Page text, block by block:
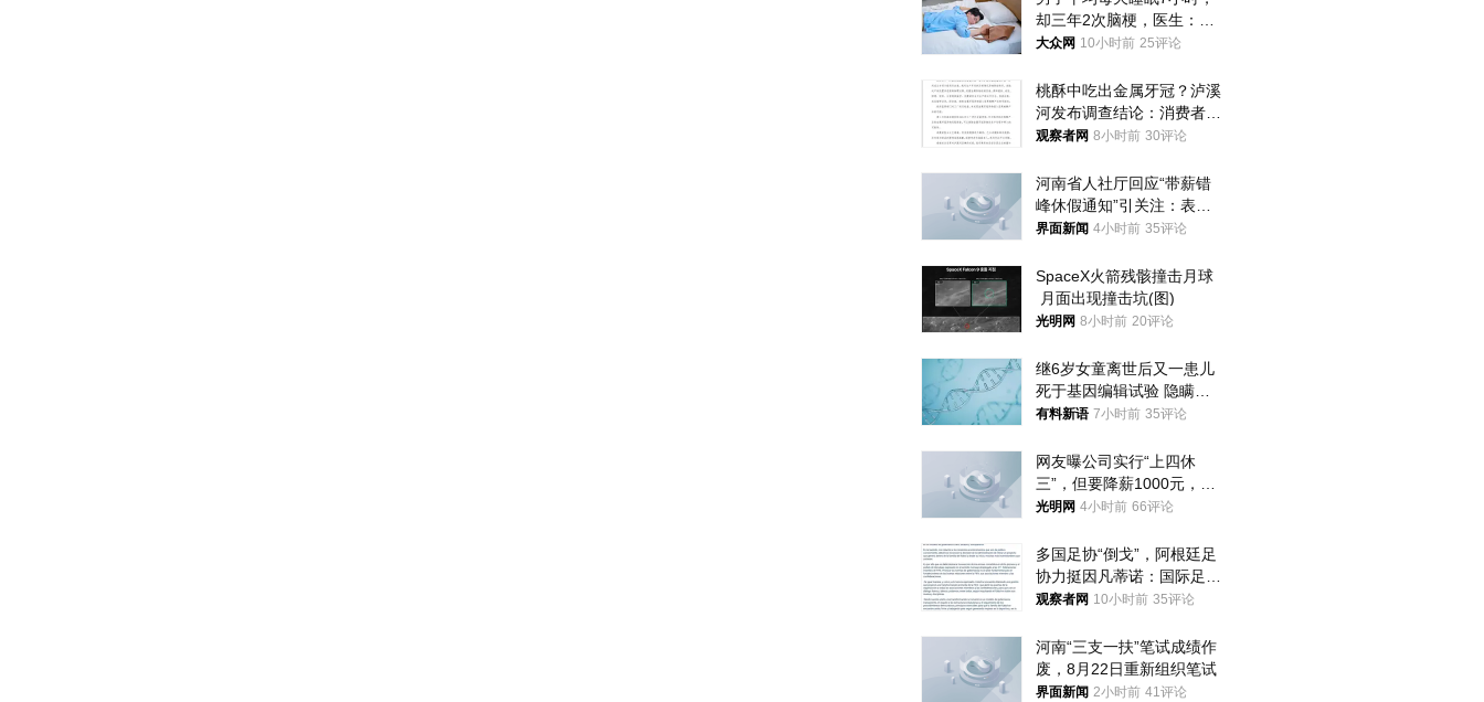
却三年2次脑梗，医生：这
样睡觉更伤身
大众网 10小时前 25评论
桃酥中吃出金属牙冠？泸溪
河发布调查结论：消费者已
澄清，所发视频情况不属实
观察者网 8小时前 30评论
河南省人社厅回应“带薪错
峰休假通知”引关注：表述
不够准确，待修改后印发
界面新闻 4小时前 35评论
SpaceX火箭残骸撞击月球
月面出现撞击坑(图)
光明网 8小时前 20评论
继6岁女童离世后又一患儿
死于基因编辑试验 隐瞒一
年才对外披露
有料新语 7小时前 35评论
网友曝公司实行“上四休
三”，但要降薪1000元，不
接受只能辞职
光明网 4小时前 66评论
多国足协“倒戈”，阿根廷足
协力挺因凡蒂诺：国际足联
今后应继续在其领导下前行
观察者网 10小时前 35评论
河南“三支一扶”笔试成绩作
废，8月22日重新组织笔试
界面新闻 2小时前 41评论